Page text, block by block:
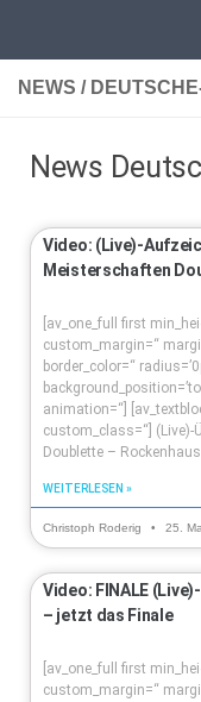
NEWS /
News
Video: (Live)-
Meisterschaften
[av_one_full first
custom_margin=“
border_color=“
animation=“]
custom_class=“] (Live)-
Doublette –
WEITERLESEN »
Christoph Roderig 25.
Video: FINALE
– jetzt das Finale
[av_one_full first
custom_margin=“